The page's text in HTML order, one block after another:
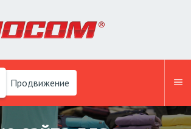
Продвижение